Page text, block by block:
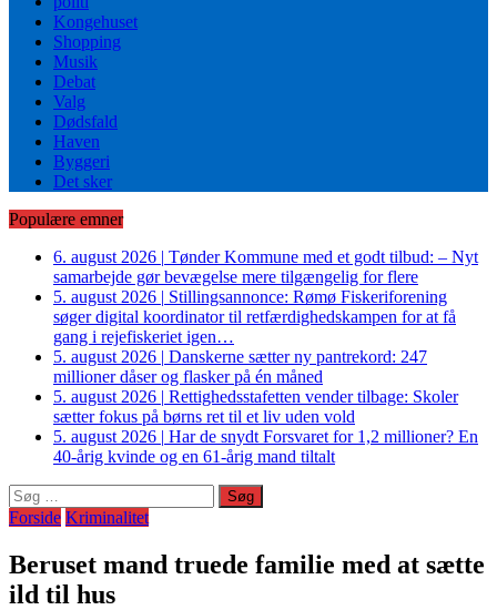
Kongehuset
Shopping
Musik
Debat
Valg
Dødsfald
Haven
Byggeri
Det sker
Populære emner
6. august 2026 | Tønder Kommune med et godt tilbud: – Nyt
samarbejde gør bevægelse mere tilgængelig for flere
5. august 2026 | Stillingsannonce: Rømø Fiskeriforening
søger digital koordinator til retfærdighedskampen for at få
gang i rejefiskeriet igen…
5. august 2026 | Danskerne sætter ny pantrekord: 247
millioner dåser og flasker på én måned
5. august 2026 | Rettighedsstafetten vender tilbage: Skoler
sætter fokus på børns ret til et liv uden vold
5. august 2026 | Har de snydt Forsvaret for 1,2 millioner? En
40-årig kvinde og en 61-årig mand tiltalt
Søg
efter:
Forside Kriminalitet
Beruset mand truede familie med at sætte
ild til hus